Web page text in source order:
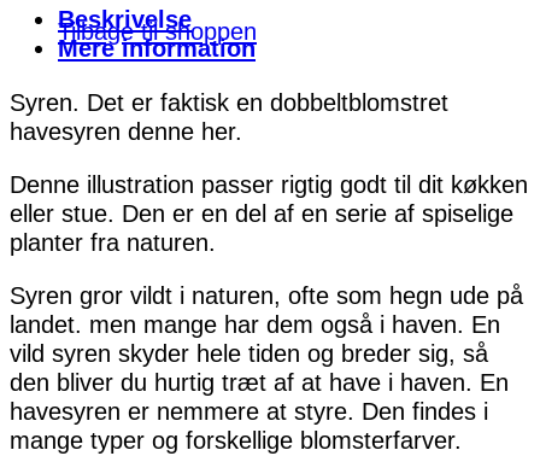
Tilbage til shoppen
Beskrivelse
Mere information
Syren. Det er faktisk en dobbeltblomstret
havesyren denne her.
Denne illustration passer rigtig godt til dit køkken
eller stue. Den er en del af en serie af spiselige
planter fra naturen.
Syren gror vildt i naturen, ofte som hegn ude på
landet. men mange har dem også i haven. En
vild syren skyder hele tiden og breder sig, så
den bliver du hurtig træt af at have i haven. En
havesyren er nemmere at styre. Den findes i
mange typer og forskellige blomsterfarver.